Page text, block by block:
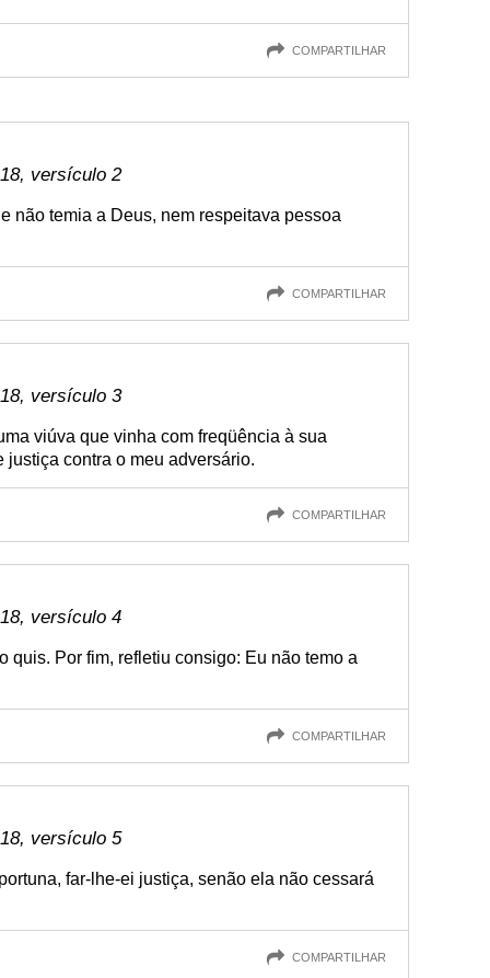
COMPARTILHAR
versículo 2
não temia a Deus, nem respeitava pessoa
COMPARTILHAR
versículo 3
viúva que vinha com freqüência à sua
contra o meu adversário.
COMPARTILHAR
versículo 4
quis. Por fim, refletiu consigo: Eu não temo a
COMPARTILHAR
versículo 5
far-lhe-ei justiça, senão ela não cessará
COMPARTILHAR